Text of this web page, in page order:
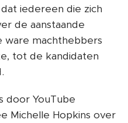
iedereen die zich
de aanstaande
machthebbers
tot de kandidaten
door YouTube
Michelle Hopkins over